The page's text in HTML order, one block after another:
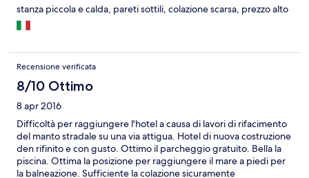
stanza piccola e calda, pareti sottili, colazione scarsa, prezzo alto
Recensione verificata
8/10 Ottimo
8 apr 2016
Difficoltà per raggiungere l'hotel a causa di lavori di rifacimento
del manto stradale su una via attigua. Hotel di nuova costruzione
den rifinito e con gusto. Ottimo il parcheggio gratuito. Bella la
piscina. Ottima la posizione per raggiungere il mare a piedi per
la balneazione. Sufficiente la colazione sicuramente